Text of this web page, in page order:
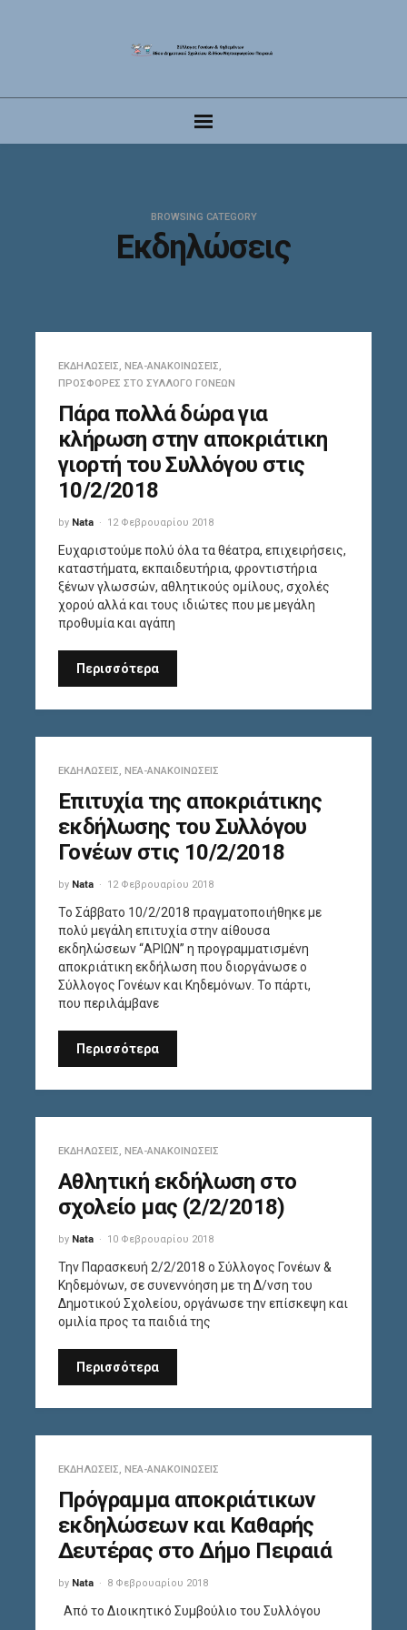
BROWSING CATEGORY
Εκδηλώσεις
ΕΚΔΗΛΏΣΕΙΣ, ΝΈΑ-ΑΝΑΚΟΙΝΏΣΕΙΣ,
ΠΡΟΣΦΟΡΈΣ ΣΤΟ ΣΎΛΛΟΓΟ ΓΟΝΈΩΝ
Πάρα πολλά δώρα για
κλήρωση στην αποκριάτικη
γιορτή του Συλλόγου στις
10/2/2018
by Nata 12 Φεβρουαρίου 2018
Ευχαριστούμε πολύ όλα τα θέατρα, επιχειρήσεις,
καταστήματα, εκπαιδευτήρια, φροντιστήρια
ξένων γλωσσών, αθλητικούς ομίλους, σχολές
χορού αλλά και τους ιδιώτες που με μεγάλη
προθυμία και αγάπη
Περισσότερα
ΕΚΔΗΛΏΣΕΙΣ, ΝΈΑ-ΑΝΑΚΟΙΝΏΣΕΙΣ
Επιτυχία της αποκριάτικης
εκδήλωσης του Συλλόγου
Γονέων στις 10/2/2018
by Nata 12 Φεβρουαρίου 2018
Το Σάββατο 10/2/2018 πραγματοποιήθηκε με
πολύ μεγάλη επιτυχία στην αίθουσα
εκδηλώσεων “ΑΡΙΩΝ” η προγραμματισμένη
αποκριάτικη εκδήλωση που διοργάνωσε ο
Σύλλογος Γονέων και Κηδεμόνων. Το πάρτι,
που περιλάμβανε
Περισσότερα
ΕΚΔΗΛΏΣΕΙΣ, ΝΈΑ-ΑΝΑΚΟΙΝΏΣΕΙΣ
Αθλητική εκδήλωση στο
σχολείο μας (2/2/2018)
by Nata 10 Φεβρουαρίου 2018
Την Παρασκευή 2/2/2018 ο Σύλλογος Γονέων &
Κηδεμόνων, σε συνεννόηση με τη Δ/νση του
Δημοτικού Σχολείου, οργάνωσε την επίσκεψη και
ομιλία προς τα παιδιά της
Περισσότερα
ΕΚΔΗΛΏΣΕΙΣ, ΝΈΑ-ΑΝΑΚΟΙΝΏΣΕΙΣ
Πρόγραμμα αποκριάτικων
εκδηλώσεων και Καθαρής
Δευτέρας στο Δήμο Πειραιά
by Nata 8 Φεβρουαρίου 2018
Από το Διοικητικό Συμβούλιο του Συλλόγου